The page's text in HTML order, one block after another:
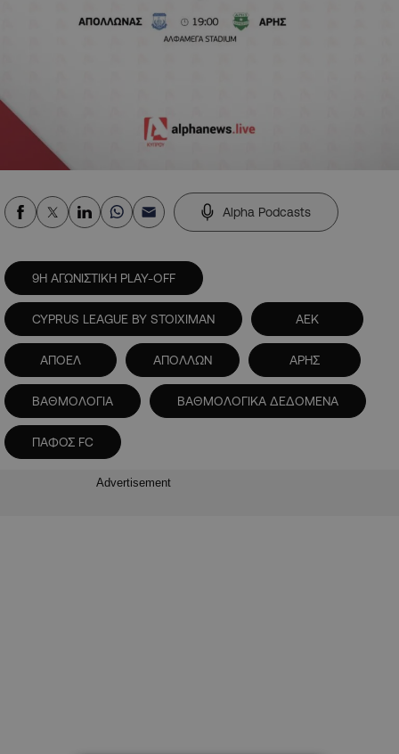
Alpha Podcasts
9Η ΑΓΩΝΙΣΤΙΚΗ PLAY-OFF
CYPRUS LEAGUE BY STOIXIMAN ΑΕΚ
ΑΠΟΕΛ ΑΠΟΛΛΩΝ ΑΡΗΣ
ΒΑΘΜΟΛΟΓΙΑ ΒΑΘΜΟΛΟΓΙΚΑ ΔΕΔΟΜΕΝΑ
ΠΑΦΟΣ FC
Advertisement